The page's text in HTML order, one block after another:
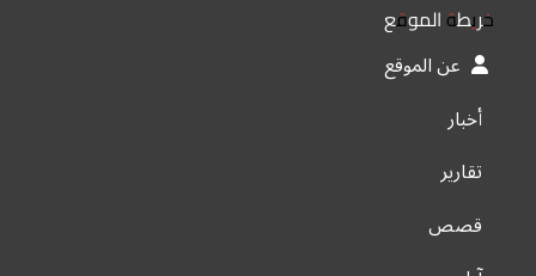
خريطة الموقع
عن الموقع
أخبار
تقارير
قصص